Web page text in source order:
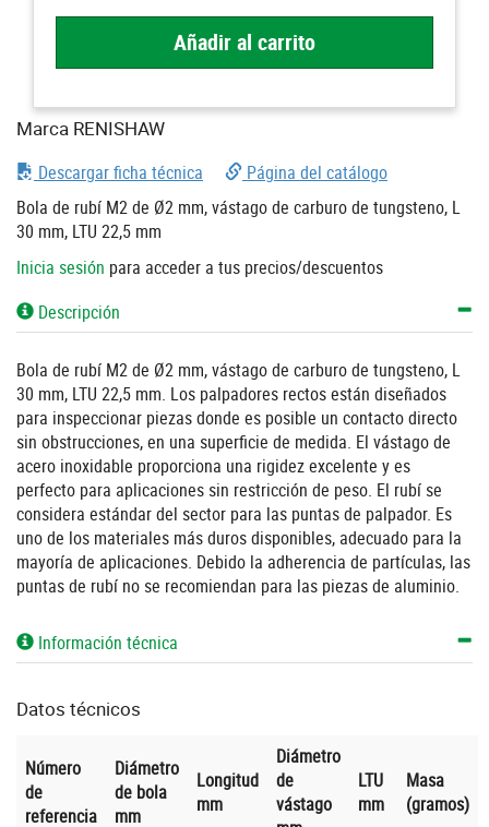
Añadir al carrito
Marca RENISHAW
Descargar ficha técnica
Página del catálogo
Bola de rubí M2 de Ø2 mm, vástago de carburo de tungsteno, L
30 mm, LTU 22,5 mm
Inicia sesión para acceder a tus precios/descuentos
Descripción
Bola de rubí M2 de Ø2 mm, vástago de carburo de tungsteno, L
30 mm, LTU 22,5 mm. Los palpadores rectos están diseñados
para inspeccionar piezas donde es posible un contacto directo
sin obstrucciones, en una superficie de medida. El vástago de
acero inoxidable proporciona una rigidez excelente y es
perfecto para aplicaciones sin restricción de peso. El rubí se
considera estándar del sector para las puntas de palpador. Es
uno de los materiales más duros disponibles, adecuado para la
mayoría de aplicaciones. Debido la adherencia de partículas, las
puntas de rubí no se recomiendan para las piezas de aluminio.
Información técnica
Datos técnicos
Número
de
referencia
Diámetro
de bola
mm
Longitud
mm
Diámetro
de
vástago
LTU
mm
Masa
(gramos)